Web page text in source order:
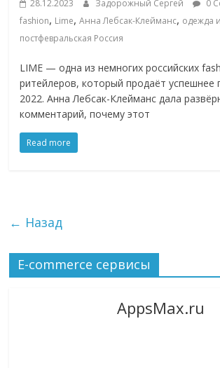
28.12.2023 Задорожный Сергей
0
fashion, Lime,Анна Лебсак-Клейманс, одежда
постфевральская Россия
LIME — одна из немногих российских
ритейлеров, который продаёт успешнее
2022. Анна Лебсак-Клейманс дала
комментарий, почему этот
Read more
← Назад
E-commerce сервисы
AppsMax.ru